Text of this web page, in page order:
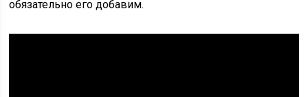
обязательно его добавим.